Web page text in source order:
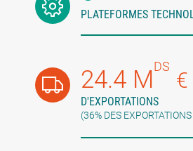
PLATEFORMES
24.4 MDS
€
D'EXPORTATIONS
(36% DES